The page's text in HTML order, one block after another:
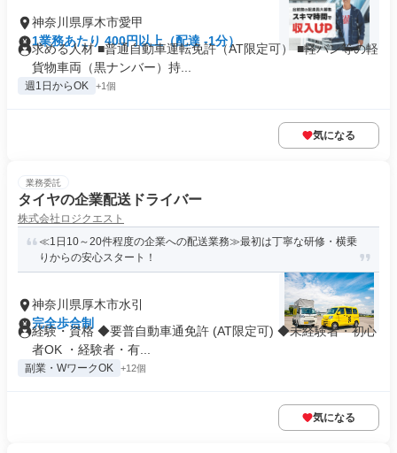
神奈川県厚木市愛甲
1業務あたり 400円以上（配達 -1分）
求める人材 ■普通自動車運転免許（AT限定可） ■軽バン等の軽
貨物車両（黒ナンバー）持...
週1日からOK +1個
気になる
業務委託
タイヤの企業配送ドライバー
株式会社ロジクエスト
≪1日10～20件程度の企業への配送業務≫最初は丁寧な研修・横乗
りからの安心スタート！
神奈川県厚木市水引
完全歩合制
経験・資格 ◆要普自動車通免許 (AT限定可) ◆未経験者・初心
者OK ・経験者・有...
副業・WワークOK +12個
気になる